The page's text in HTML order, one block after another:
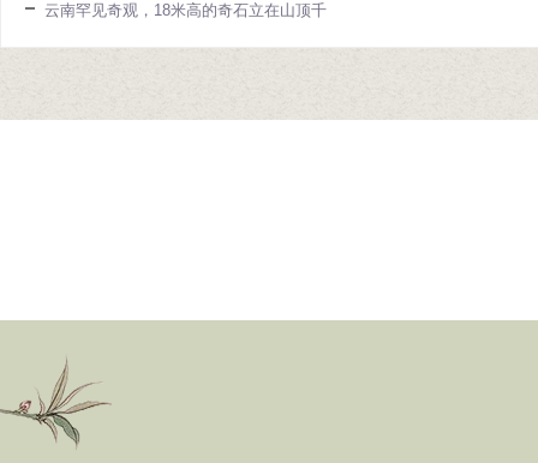
云南罕见奇观，18米高的奇石立在山顶千